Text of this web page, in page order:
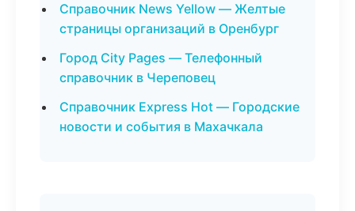
Справочник News Yellow — Желтые
страницы организаций в Оренбург
Город City Pages — Телефонный
справочник в Череповец
Справочник Express Hot — Городские
новости и события в Махачкала